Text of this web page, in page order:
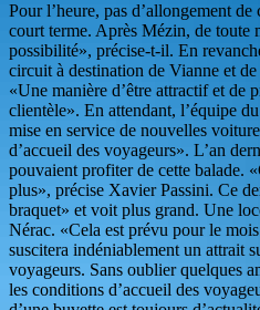
Pour l’heure, pas d’allongement
court terme. Après Mézin, de toute
possibilité», précise-t-il. En
circuit à destination de Vianne et de
«Une manière d’être attractif et de
clientèle». En attendant, l’équipe
mise en service de nouvelles
d’accueil des voyageurs». L’an
pouvaient profiter de cette balade.
plus», précise Xavier Passini. Ce
braquet» et voit plus grand. Une
Nérac. «Cela est prévu pour le
suscitera indéniablement un attrait
voyageurs. Sans oublier quelques
les conditions d’accueil des